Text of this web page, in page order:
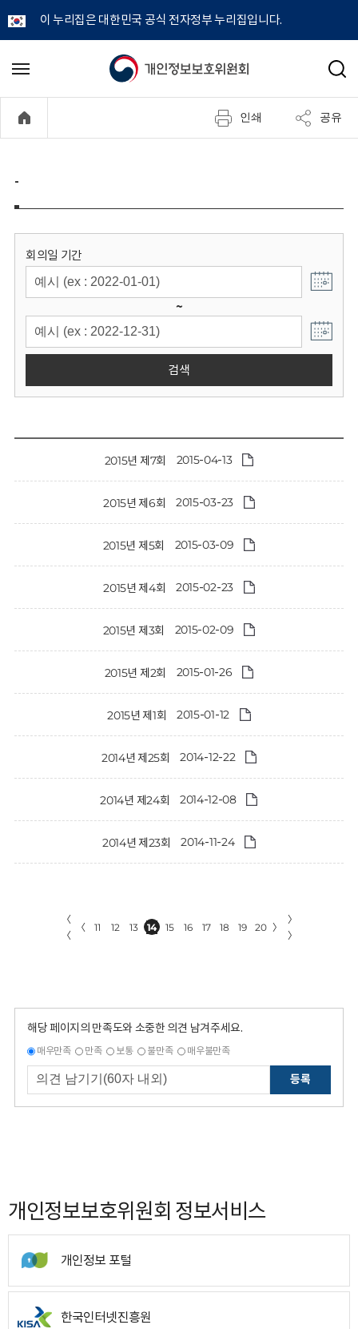
이 누리집은 대한민국 공식 전자정부 누리집입니다.
개
정
보
위
원
회
메
기
검
인쇄 공유
-
회의일 기간
~
검색
2015년 제7회 2015-04-13
2015년 제6회 2015-03-23
2015년 제5회 2015-03-09
2015년 제4회 2015-02-23
2015년 제3회 2015-02-09
2015년 제2회 2015-01-26
2015년 제1회 2015-01-12
2014년 제25회 2014-12-22
2014년 제24회 2014-12-08
2014년 제23회 2014-11-24
〈
〈
〈 11 12 13 14 15 16 17 18 19 20 〉
〉
〉
해당 페이지의 만족도와 소중한 의견 남겨주세요.
매우만족 만족 보통 불만족 매우불만족
등록
개인정보보호위원회 정보서비스
개인정보 포털
한국인터넷진흥원